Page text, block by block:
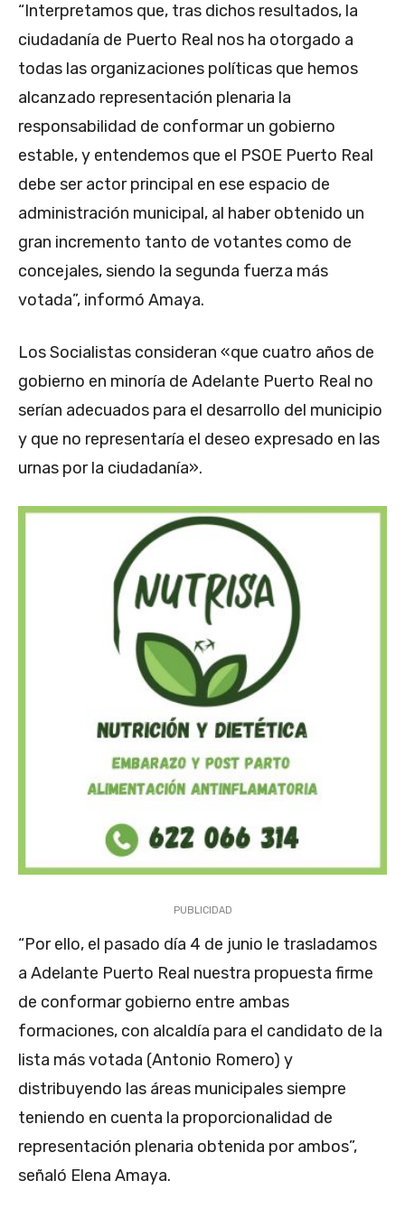
“Interpretamos que, tras dichos resultados, la
ciudadanía de Puerto Real nos ha otorgado a
todas las organizaciones políticas que hemos
alcanzado representación plenaria la
responsabilidad de conformar un gobierno
estable, y entendemos que el PSOE Puerto Real
debe ser actor principal en ese espacio de
administración municipal, al haber obtenido un
gran incremento tanto de votantes como de
concejales, siendo la segunda fuerza más
votada”, informó Amaya.
Los Socialistas consideran «que cuatro años de
gobierno en minoría de Adelante Puerto Real no
serían adecuados para el desarrollo del municipio
y que no representaría el deseo expresado en las
urnas por la ciudadanía».
PUBLICIDAD
“Por ello, el pasado día 4 de junio le trasladamos
a Adelante Puerto Real nuestra propuesta firme
de conformar gobierno entre ambas
formaciones, con alcaldía para el candidato de la
lista más votada (Antonio Romero) y
distribuyendo las áreas municipales siempre
teniendo en cuenta la proporcionalidad de
representación plenaria obtenida por ambos”,
señaló Elena Amaya.